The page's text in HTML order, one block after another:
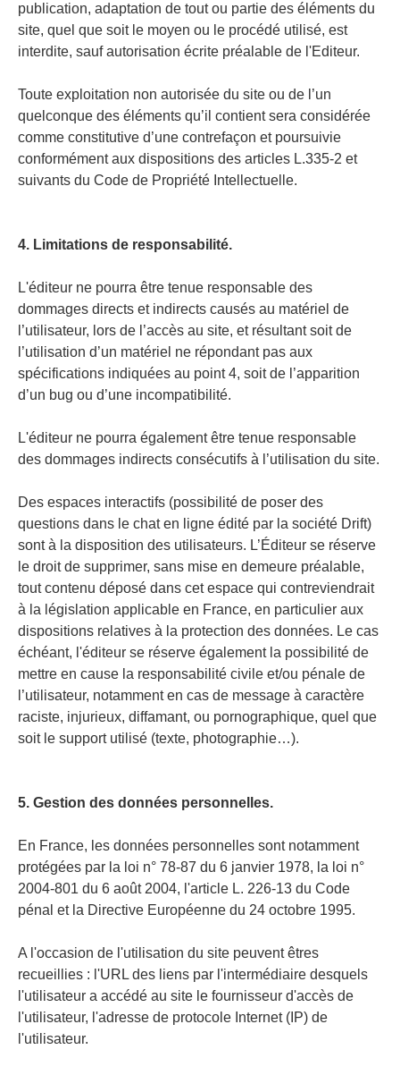
publication, adaptation de tout ou partie des éléments du
site, quel que soit le moyen ou le procédé utilisé, est
interdite, sauf autorisation écrite préalable de l'Editeur.
Toute exploitation non autorisée du site ou de l’un
quelconque des éléments qu’il contient sera considérée
comme constitutive d’une contrefaçon et poursuivie
conformément aux dispositions des articles L.335-2 et
suivants du Code de Propriété Intellectuelle.
4. Limitations de responsabilité.
L'éditeur ne pourra être tenue responsable des
dommages directs et indirects causés au matériel de
l’utilisateur, lors de l’accès au site, et résultant soit de
l’utilisation d’un matériel ne répondant pas aux
spécifications indiquées au point 4, soit de l’apparition
d’un bug ou d’une incompatibilité.
L'éditeur ne pourra également être tenue responsable
des dommages indirects consécutifs à l’utilisation du site.
Des espaces interactifs (possibilité de poser des
questions dans le chat en ligne édité par la société Drift)
sont à la disposition des utilisateurs. L’Éditeur se réserve
le droit de supprimer, sans mise en demeure préalable,
tout contenu déposé dans cet espace qui contreviendrait
à la législation applicable en France, en particulier aux
dispositions relatives à la protection des données. Le cas
échéant, l'éditeur se réserve également la possibilité de
mettre en cause la responsabilité civile et/ou pénale de
l’utilisateur, notamment en cas de message à caractère
raciste, injurieux, diffamant, ou pornographique, quel que
soit le support utilisé (texte, photographie…).
5. Gestion des données personnelles.
En France, les données personnelles sont notamment
protégées par la loi n° 78-87 du 6 janvier 1978, la loi n°
2004-801 du 6 août 2004, l'article L. 226-13 du Code
pénal et la Directive Européenne du 24 octobre 1995.
A l'occasion de l'utilisation du site peuvent êtres
recueillies : l'URL des liens par l'intermédiaire desquels
l'utilisateur a accédé au site le fournisseur d'accès de
l'utilisateur, l'adresse de protocole Internet (IP) de
l'utilisateur.